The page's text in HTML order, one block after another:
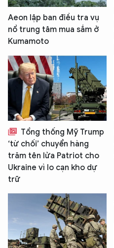
Aeon lập ban điều tra vụ
nổ trung tâm mua sắm ở
Kumamoto
Tổng thống Mỹ Trump
‘từ chối’ chuyển hàng
trăm tên lửa Patriot cho
Ukraine vì lo cạn kho dự
trữ